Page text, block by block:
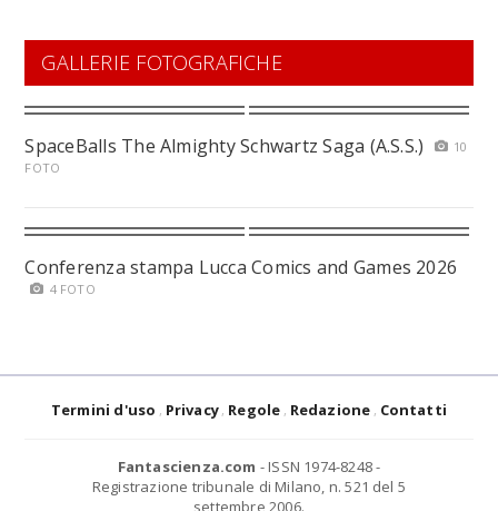
GALLERIE FOTOGRAFICHE
SpaceBalls The Almighty Schwartz Saga (A.S.S.)
10
FOTO
Conferenza stampa Lucca Comics and Games 2026
4 FOTO
Termini d'uso Privacy Regole Redazione Contatti
Fantascienza.com - ISSN 1974-8248 -
Registrazione tribunale di Milano, n. 521 del 5
settembre 2006.